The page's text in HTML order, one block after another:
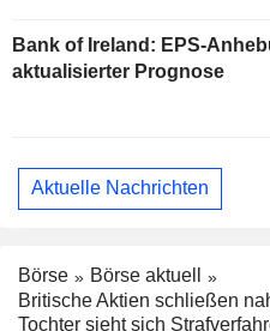
Bank of Ireland: EPS-
aktualisierter Prognose
Aktuelle Nachrichten
Börse
Börse aktuell
Britische Aktien schließen
Tochter sieht sich